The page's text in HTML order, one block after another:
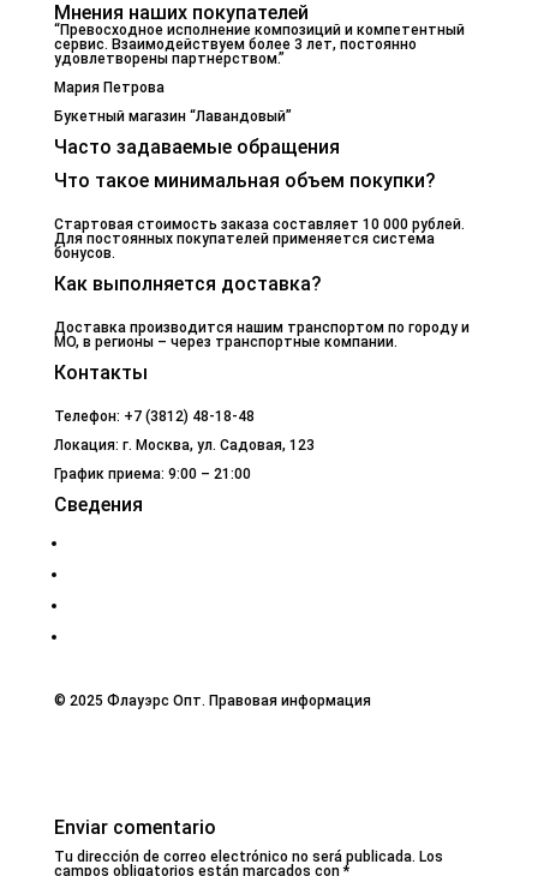
Мнения наших покупателей
“Превосходное исполнение композиций и компетентный
сервис. Взаимодействуем более 3 лет, постоянно
удовлетворены партнерством.”
Мария Петрова
Букетный магазин “Лавандовый”
Часто задаваемые обращения
Что такое минимальная объем покупки?
Стартовая стоимость заказа составляет 10 000 рублей.
Для постоянных покупателей применяется система
бонусов.
Как выполняется доставка?
Доставка производится нашим транспортом по городу и
МО, в регионы – через транспортные компании.
Контакты
Телефон: +7 (3812) 48-18-48
Локация: г. Москва, ул. Садовая, 123
График приема: 9:00 – 21:00
Сведения
© 2025 Флауэрс Опт. Правовая информация
Enviar comentario
Tu dirección de correo electrónico no será publicada. Los
campos obligatorios están marcados con*